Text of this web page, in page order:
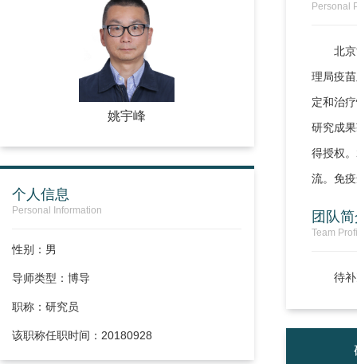
姚宇峰
个人信息
Personal Information
性别：男
导师类型：博导
职称：研究员
该职称任职时间：20180928
Personal
北
理局疫
定和治
研究成
得授权
流。免
团队
Team
待